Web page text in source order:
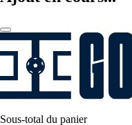
Sous-total du panier